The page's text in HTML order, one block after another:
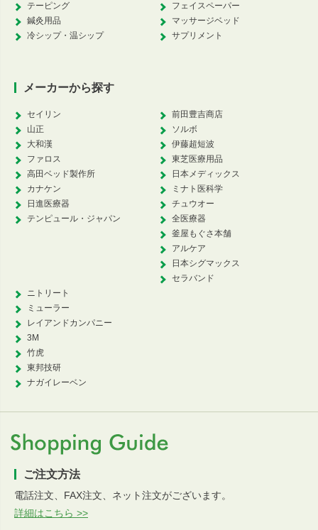
テーピング
鍼灸用品
冷シップ・温シップ
フェイスペーパー
マッサージベッド
サプリメント
メーカーから探す
セイリン
山正
大和漢
ファロス
高田ベッド製作所
カナケン
日進医療器
テンピュール・ジャパン
前田豊吉商店
ソルボ
伊藤超短波
東芝医療用品
日本メディックス
ミナト医科学
チュウオー
全医療器
釜屋もぐさ本舗
アルケア
日本シグマックス
セラバンド
ニトリート
ミューラー
レイアンドカンパニー
3M
竹虎
東邦技研
ナガイレーベン
ご注文方法
電話注文、FAX注文、ネット注文がございます。
詳細はこちら >>